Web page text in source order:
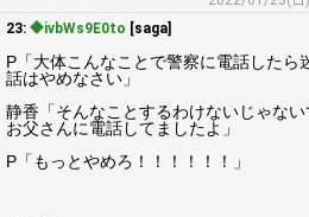
23: ◆ivbWs9E0to [saga]
P「大体こんなことで警察に電話したら
話はやめなさい」
静香「そんなことするわけないじゃな
お父さんに電話してましたよ」
P「もっとやめろ！！！！！！」